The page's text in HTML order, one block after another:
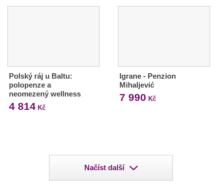
Polský ráj u Baltu:
polopenze a
neomezený wellness
4 814 Kč
Igrane - Penzion
Mihaljević
7 990 Kč
Načíst další